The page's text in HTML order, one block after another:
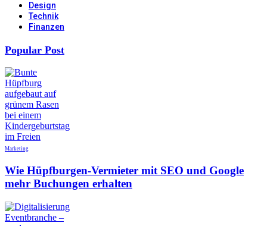
Design
Technik
Finanzen
Popular Post
Marketing
Wie Hüpfburgen-Vermieter mit SEO und Google
mehr Buchungen erhalten